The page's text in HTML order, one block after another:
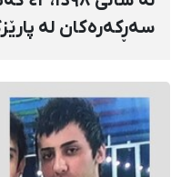
سەڕکەرەکان لە